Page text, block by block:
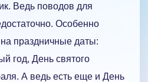
Ведь поводов для
Особенно
праздничные даты:
год, День святого
А ведь есть еще и День